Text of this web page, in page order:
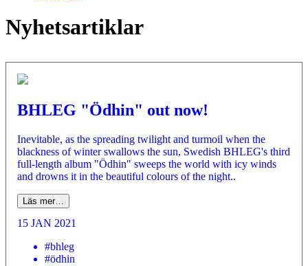
Nyhetsartiklar
BHLEG "Ödhin" out now!
Inevitable, as the spreading twilight and turmoil when the
blackness of winter swallows the sun, Swedish BHLEG's third
full-length album "Ödhin" sweeps the world with icy winds
and drowns it in the beautiful colours of the night..
Läs mer…
15 JAN 2021
#bhleg
#ödhin